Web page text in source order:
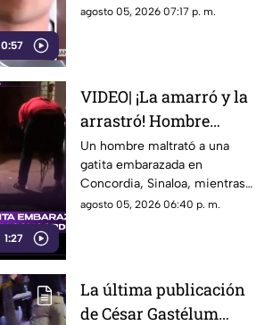
0:57
gobernadores y el vínculo con
agosto 05, 2026 07:17 p. m.
1:27
VIDEO| ¡La amarró y la
arrastró! Hombre
maltrata a gatita
embarazada en
Concordia frente a sus
hijos
Un hombre maltrató a una
gatita embarazada en
Concordia, Sinaloa, mientras
su familia ríe, se burlan y
agosto 05, 2026 06:40 p. m.
La última publicación
de César Gastélum